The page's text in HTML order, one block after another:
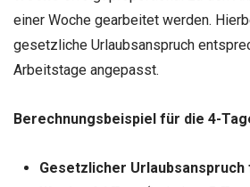
einer Woche gearbeitet werden.
gesetzliche Urlaubsanspruch
Arbeitstage angepasst.
Berechnungsbeispiel für die 4-
Gesetzlicher